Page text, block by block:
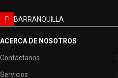
BARRANQUILLA
ACERCA DE NOSOTROS
Contáctanos
Servicios